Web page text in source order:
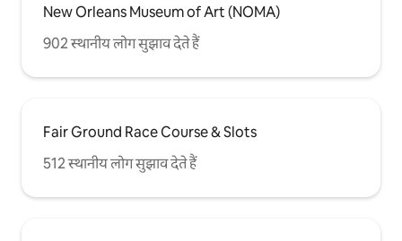
New Orleans Museum of Art (NOMA)
902 स्थानीय लोग सुझाव देते हैं
Fair Ground Race Course & Slots
512 स्थानीय लोग सुझाव देते हैं